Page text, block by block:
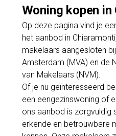
Woning kopen in
Op deze pagina vind je
het aanbod in
makelaars aangesloten
Amsterdam (MVA) en de
van Makelaars (NVM).
Of je nu geïnteresseerd
een eengezinswoning of
ons aanbod is zorgvuldig
erkende en betrouwbare